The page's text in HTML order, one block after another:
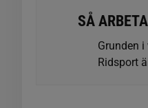
SÅ
Grunden
Ridsport